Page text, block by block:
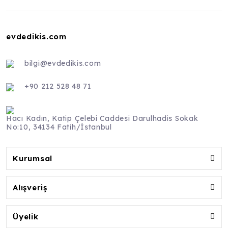
evdedikis.com
bilgi@evdedikis.com
+90 212 528 48 71
Hacı Kadın, Katip Çelebi Caddesi Darulhadis Sokak
No:10, 34134 Fatih/İstanbul
Kurumsal
Alışveriş
Üyelik